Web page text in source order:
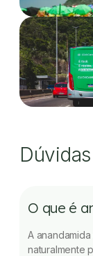
O que é
A
naturalmente